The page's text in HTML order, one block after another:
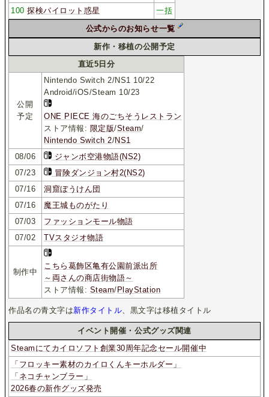
100 探検パイロット惑星 一括
公式からのお知らせ一覧
新作・移植の公開予定
直近5日分
公開
予定
Nintendo Switch 2/NS1 10/22
Android/iOS/Steam 10/23
ONE PIECE 海のごちそうレストラン
ストア情報: 限定版/Steam/
Nintendo Switch 2/NS1
08/06
ジャンボ空港物語(NS2)
07/23
冒険ダンジョン村2(NS2)
07/16
洞窟ぼうけん団
07/16
魔王城ものがたり
07/03
ファッションモール物語
07/02
TVスタジオ物語
制作中
こちら葛飾区亀有公園前派出所
～両さんの商店街物語～
ストア情報: Steam/ PlayStation
作品名の青文字は新作タイトル 、黒文字は移植タイトル
イベント開催・公式グッズ関連
Steamにてカイロソフト創業30周年記念セール開催中
「フロッキー素材のカイロくんキーホルダー」
「ネコチャンブラー」
2026春の新作グッズ発売